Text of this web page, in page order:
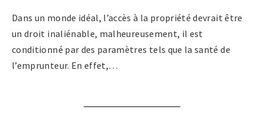
Dans un monde idéal, l’accès à la propriété devrait être
un droit inaliénable, malheureusement, il est
conditionné par des paramètres tels que la santé de
l’emprunteur. En effet,…